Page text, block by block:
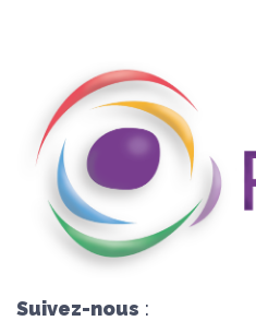
Suivez-nous :